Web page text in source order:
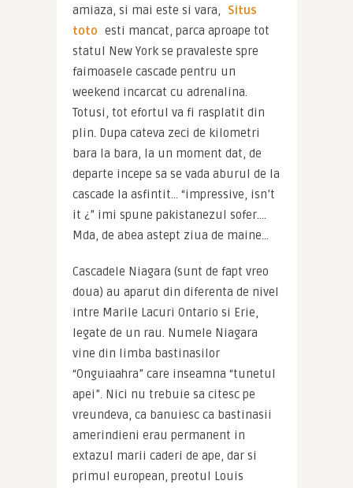
amiaza, si mai este si vara,
Situs
toto esti mancat, parca aproape tot
statul New York se pravaleste spre
faimoasele cascade pentru un
weekend incarcat cu adrenalina.
Totusi, tot efortul va fi rasplatit din
plin. Dupa cateva zeci de kilometri
bara la bara, la un moment dat, de
departe incepe sa se vada aburul de la
cascade la asfintit… “impressive, isn’t
it ¿” imi spune pakistanezul sofer….
Mda, de abea astept ziua de maine…
Cascadele Niagara (sunt de fapt vreo
doua) au aparut din diferenta de nivel
intre Marile Lacuri Ontario si Erie,
legate de un rau. Numele Niagara
vine din limba bastinasilor
“Onguiaahra” care inseamna “tunetul
apei”. Nici nu trebuie sa citesc pe
vreundeva, ca banuiesc ca bastinasii
amerindieni erau permanent in
extazul marii caderi de ape, dar si
primul european, preotul Louis